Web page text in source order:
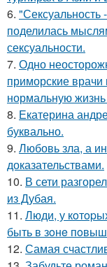
6. "Сексуальность
поделилась
сексуальности.
7. Одно
приморские
нормальную
8. Екатерина
буквально.
9. Любовь зла, а
доказательствами.
10. В сети
из Дубая.
11. Люди, у
быть в зoнe
12. Самая